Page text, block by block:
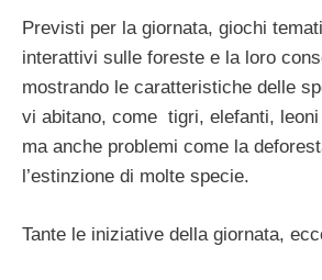
Previsti per la giornata, giochi
interattivi sulle foreste e la loro
mostrando le caratteristiche delle
vi abitano, come tigri, elefanti,
ma anche problemi come la
l’estinzione di molte specie.
Tante le iniziative della giornata,